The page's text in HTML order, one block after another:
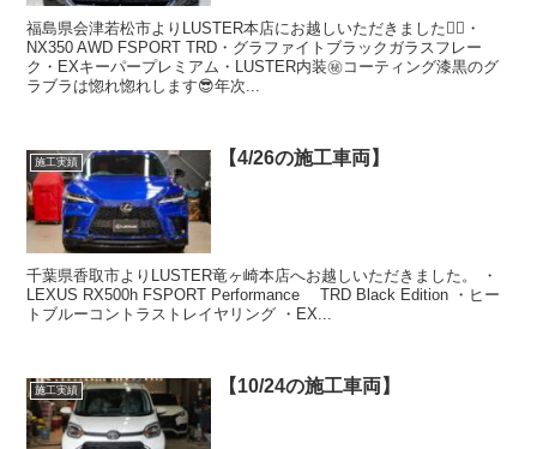
福島県会津若松市よりLUSTER本店にお越しいただきました🙇‍♂️・
NX350 AWD FSPORT TRD・グラファイトブラックガラスフレー
ク・EXキーパープレミアム・LUSTER内装㊙️コーティング漆黒のグ
ラブラは惚れ惚れします😎年次...
施工実績 【4/26の施工車両】
千葉県香取市よりLUSTER竜ヶ崎本店へお越しいただきました。 ・
LEXUS RX500h FSPORT Performance TRD Black Edition ・ヒー
トブルーコントラストレイヤリング ・EX...
施工実績 【10/24の施工車両】